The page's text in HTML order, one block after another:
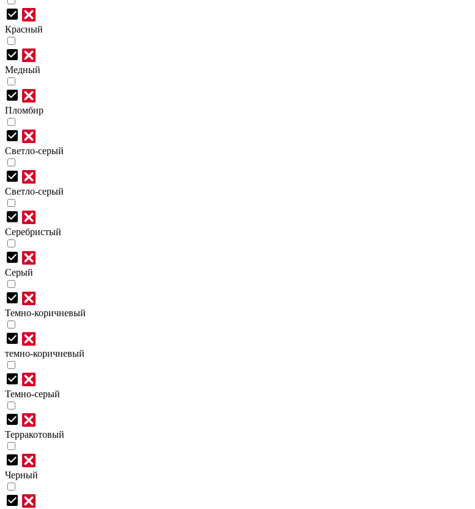
Красный
Медный
Пломбир
Светло-серый
Светло-серый
Серебристый
Серый
Темно-коричневый
темно-коричневый
Темно-серый
Терракотовый
Черный